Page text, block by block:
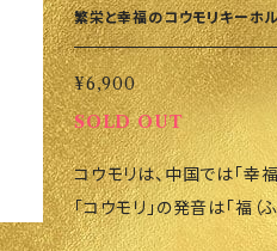
の縦：約6.4cm • チャームの横：1.9㎝
にオーダーをかけるので
い。また、キャンセルポリ
トラ→ 古代インドの神聖
成を助けるツールです。
ルギーを象徴し、繁栄・健
たり、飾ることで、日常の
されています。 • サイズ: 長さ11.7cm チャーム4.6cm • 重さ: 約
45g • 素材: 高品質の合
• 財運と幸運を活性化:
のチャンスを高めます。
繁栄と幸福のコウモリキーホ
¥6,900
SOLD OUT
コウモリは、中国では「幸
「コウモリ」の発音は「福
れている理由です。風水に